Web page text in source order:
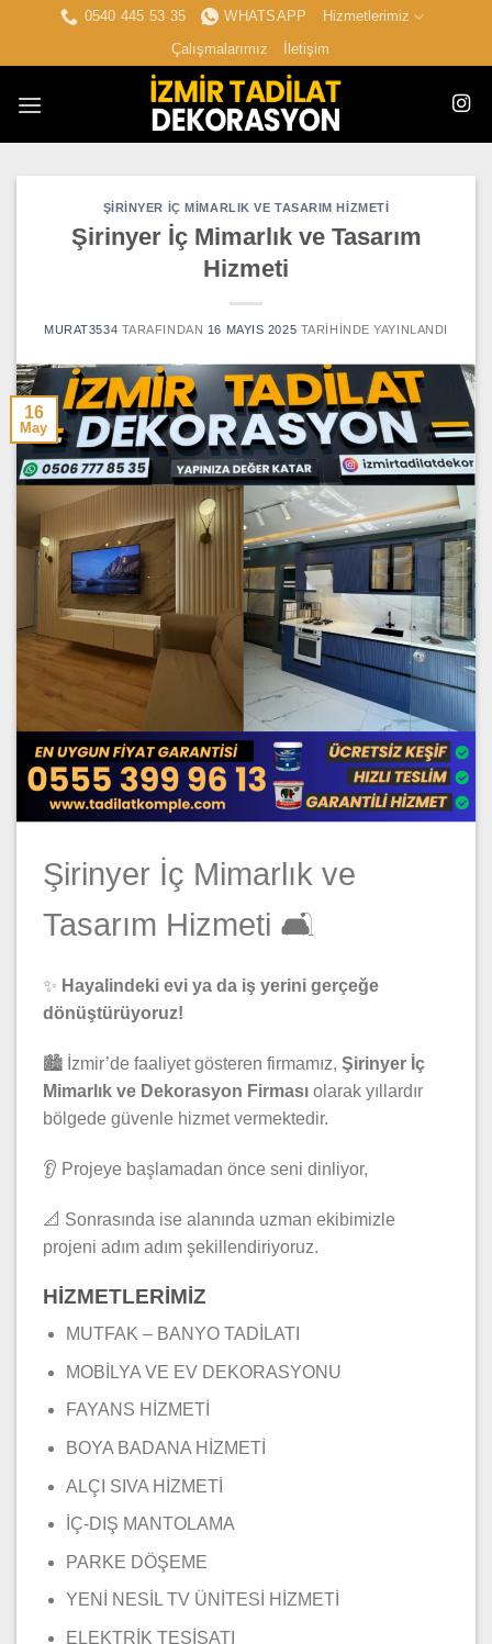
0540 445 53 35 WHATSAPP
Hizmetlerimiz
Çalışmalarımız
İletişim
ŞIRINYER İÇ MIMARLIK VE TASARIM HIZMETI
Şirinyer İç Mimarlık ve Tasarım
Hizmeti
MURAT3534 TARAFINDAN 16 MAYIS 2025 TARIHINDE YAYINLANDI
16
May
Şirinyer İç Mimarlık ve
Tasarım Hizmeti 🛋️
✨ Hayalindeki evi ya da iş yerini gerçeğe
dönüştürüyoruz!
🏙️ İzmir’de faaliyet gösteren firmamız, Şirinyer İç
Mimarlık ve Dekorasyon Firması olarak yıllardır
bölgede güvenle hizmet vermektedir.
👂 Projeye başlamadan önce seni dinliyor,
📐 Sonrasında ise alanında uzman ekibimizle
projeni adım adım şekillendiriyoruz.
HİZMETLERİMİZ
MUTFAK – BANYO TADİLATI
MOBİLYA VE EV DEKORASYONU
FAYANS HİZMETİ
BOYA BADANA HİZMETİ
ALÇI SIVA HİZMETİ
İÇ-DIŞ MANTOLAMA
PARKE DÖŞEME
YENİ NESİL TV ÜNİTESİ HİZMETİ
ELEKTRİK TESİSATI